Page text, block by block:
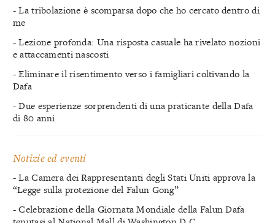
- La tribolazione è scomparsa dopo che ho cercato dentro di
me
- Lezione profonda: Una risposta casuale ha rivelato nozioni
e attaccamenti nascosti
- Eliminare il risentimento verso i famigliari coltivando la
Dafa
- Due esperienze sorprendenti di una praticante della Dafa
di 80 anni
Notizie ed eventi
- La Camera dei Rappresentanti degli Stati Uniti approva la
“Legge sulla protezione del Falun Gong”
- Celebrazione della Giornata Mondiale della Falun Dafa